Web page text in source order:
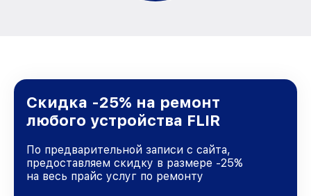
Скидка -25% на ремонт
любого устройства FLIR
По предварительной записи с сайта,
предоставляем скидку в размере -25%
на весь прайс услуг по ремонту